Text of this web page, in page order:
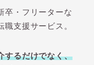
卒・フリーターな
支援サービス。
するだけでなく、